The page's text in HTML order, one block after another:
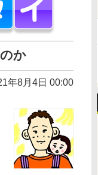
か
年8月4日 00:00